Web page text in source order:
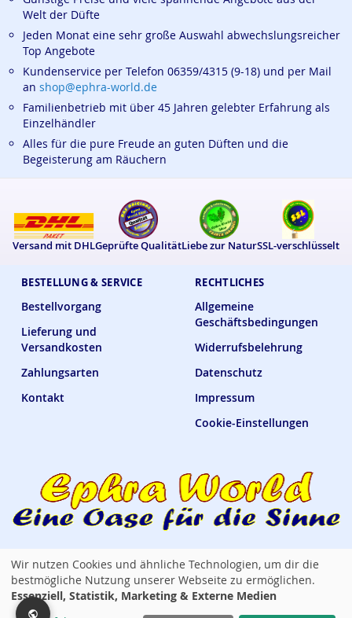
BESTELLUNG & SERVICE
Bestellvorgang
Lieferung und
Versandkosten
Zahlungsarten
Kontakt
RECHTLICHES
Allgemeine
Geschäftsbedingungen
Widerrufsbelehrung
Datenschutz
Impressum
Cookie-Einstellungen
Welt der Düfte
Jeden Monat eine sehr große Auswahl abwechslungsreicher
Top Angebote
Kundenservice per Telefon 06359/4315 (9-18) und per Mail
an shop@ephra-world.de
Familienbetrieb mit über 45 Jahren gelebter Erfahrung als
Einzelhändler
Alles für die pure Freude an guten Düften und die
Begeisterung am Räuchern
Versand mit DHLGeprüfte QualitätLiebe zur NaturSSL-verschlüsselt
Ephra World Shop —verbindet · versorgt · verwöhnt
Copyright © 2014 - 2026 Ephra World. Alle Rechte vorbehalten. / All rights
Wir nutzen Cookies und ähnliche Technologien, um dir die
bestmögliche Nutzung unserer Webseite zu ermöglichen.
Essenziell, Statistik, Marketing & Externe Medien